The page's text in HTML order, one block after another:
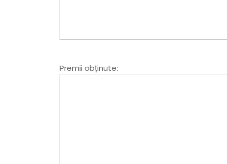
Premii obținute: